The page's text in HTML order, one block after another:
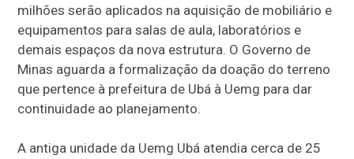
milhões serão aplicados na aquisição de mobiliário e
equipamentos para salas de aula, laboratórios e
demais espaços da nova estrutura. O Governo de
Minas aguarda a formalização da doação do terreno
que pertence à prefeitura de Ubá à Uemg para dar
continuidade ao planejamento.
A antiga unidade da Uemg Ubá atendia cerca de 25